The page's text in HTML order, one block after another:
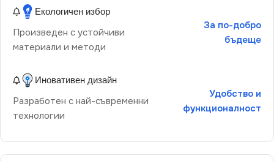
Екологичен избор
Произведен с устойчиви
материали и методи
За по-добро
бъдеще
Иновативен дизайн
Разработен с най-съвременни
технологии
Удобство и
функционалност